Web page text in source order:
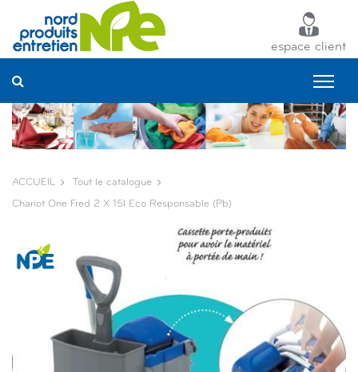
espace client
ACCUEIL Tout le catalogue
Chariot One Fred 2 X 15l Eco Responsable (pb)
Panneau de gestion des cookies